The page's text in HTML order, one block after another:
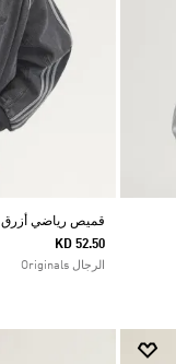
قميص رياضي أزرق SST
KD 52.50
الرجال Originals